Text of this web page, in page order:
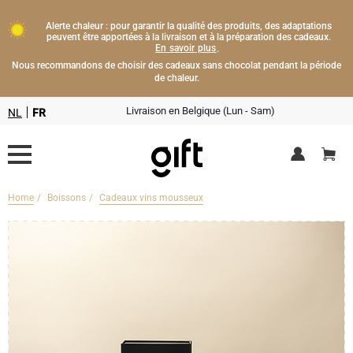
Alerte chaleur : pour garantir la qualité des produits, des adaptations
peuvent être apportées à la livraison et à la préparation des cadeaux.
En savoir plus.
Nous recommandons de choisir des cadeaux sans chocolat pendant la période
de chaleur.
Livraison en Belgique (Lun - Sam)
NL FR
Livraison fleurs
Boissons
Cadeaux champagne
Bouteille de Champagne
Chocolat
Type de cadeau
Lifestyle
Home Boissons Cadeaux vins mousseux